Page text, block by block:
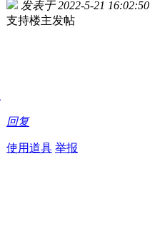
发表于 2022-5-21 16:02:50
支持楼主发帖
回复
使用道具 举报